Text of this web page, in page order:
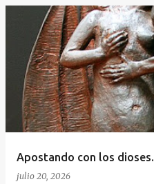
Apostando con los dioses.
julio 20, 2026